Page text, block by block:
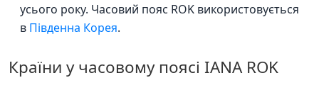
усього року. Часовий пояс ROK використовується
в Південна Корея.
Країни у часовому поясі IANA ROK